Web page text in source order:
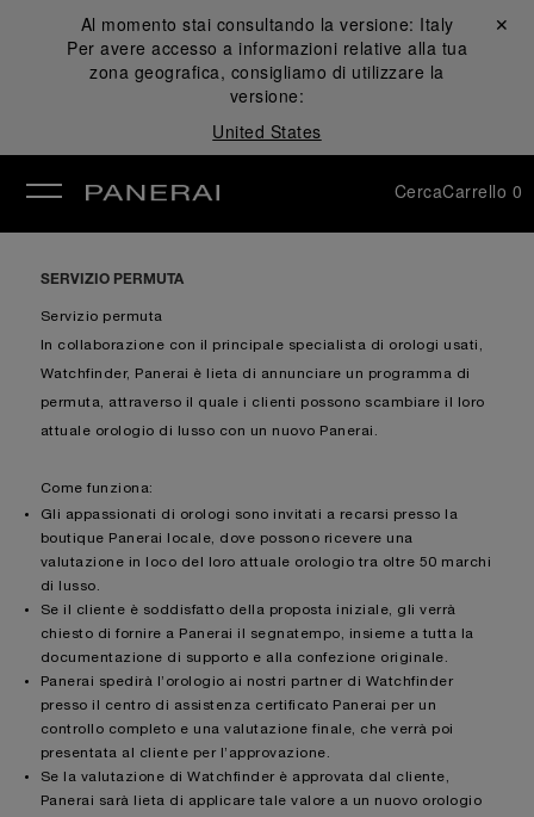
Al momento stai consultando la versione: Italy
Per avere accesso a informazioni relative alla tua
zona geografica, consigliamo di utilizzare la
versione:
United States
Chiudi ✕
CercaCarrello 0
SERVIZIO PERMUTA
Servizio permuta
In collaborazione con il principale specialista di orologi usati,
Watchfinder, Panerai è lieta di annunciare un programma di
permuta, attraverso il quale i clienti possono scambiare il loro
attuale orologio di lusso con un nuovo Panerai.
Come funziona:
Gli appassionati di orologi sono invitati a recarsi presso la
boutique Panerai locale, dove possono ricevere una
valutazione in loco del loro attuale orologio tra oltre 50 marchi
di lusso.
Se il cliente è soddisfatto della proposta iniziale, gli verrà
chiesto di fornire a Panerai il segnatempo, insieme a tutta la
documentazione di supporto e alla confezione originale.
Panerai spedirà l’orologio ai nostri partner di Watchfinder
presso il centro di assistenza certificato Panerai per un
controllo completo e una valutazione finale, che verrà poi
presentata al cliente per l’approvazione.
Se la valutazione di Watchfinder è approvata dal cliente,
Panerai sarà lieta di applicare tale valore a un nuovo orologio